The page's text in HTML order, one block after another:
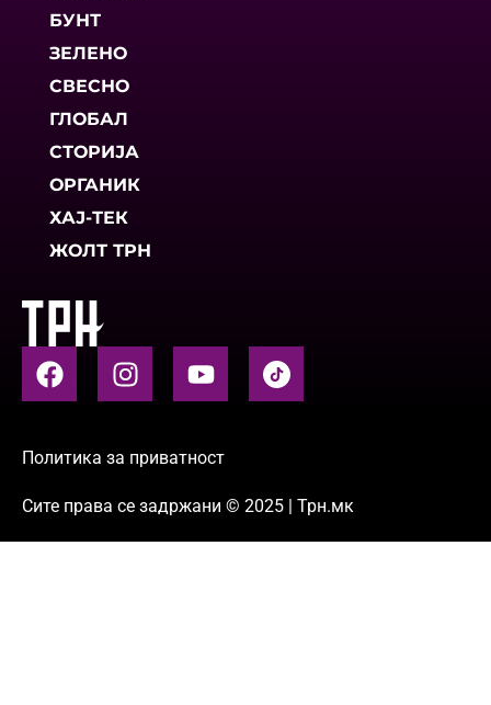
БУНТ
ЗЕЛЕНО
СВЕСНО
ГЛОБАЛ
СТОРИЈА
ОРГАНИК
ХАЈ-ТЕК
ЖОЛТ ТРН
Политика за приватност
Сите права се задржани © 2025 | Трн.мк